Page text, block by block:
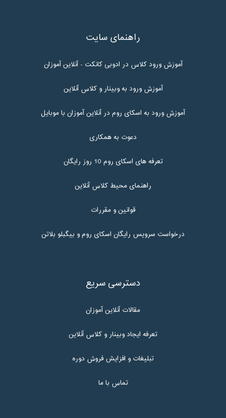
راهنمای سایت
آموزش ورود کلاس در ادوبی کانکت - آنلاین آموزان
آموزش ورود به وبینار و کلاس آنلاین
آموزش ورود به اسکای روم در آنلاین آموزان با موبایل
دعوت به همکاری
تعرفه های اسکای روم 10 روز رایگان
راهنمای محیط کلاس آنلاین
قوانین و مقررات
درخواست سرویس رایگان اسکای روم و بیگبلو بلاتن
دسترسی سریع
مقالات آنلاین آموزان
تعرفه ایجاد وبینار و کلاس آنلاین
تبلیغات و افزایش فروش دوره
تماس با ما